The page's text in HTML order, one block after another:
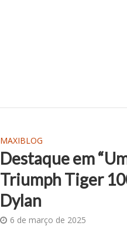
MAXIBLOG
Destaque em
Triumph Tiger
Dylan
6 de março de 2025